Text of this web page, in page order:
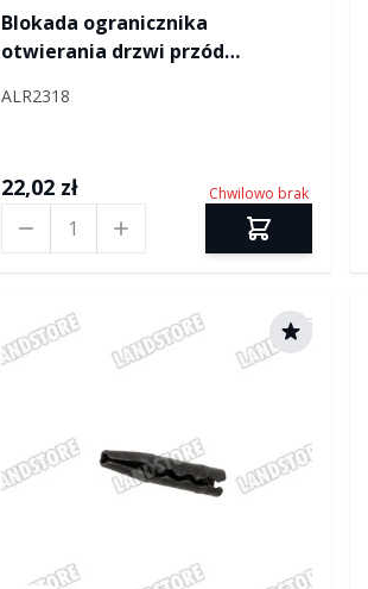
Blokada ogranicznika
otwierania drzwi przód
ALR2318
22,02 zł Chwilowo brak